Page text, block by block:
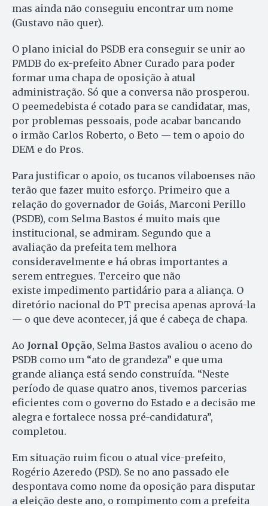
mas ainda não conseguiu encontrar um nome
(Gustavo não quer).
O plano inicial do PSDB era conseguir se unir ao
PMDB do ex-prefeito Abner Curado para poder
formar uma chapa de oposição à atual
administração. Só que a conversa não prosperou.
O peemedebista é cotado para se candidatar, mas,
por problemas pessoais, pode acabar bancando
o irmão Carlos Roberto, o Beto — tem o apoio do
DEM e do Pros.
Para justificar o apoio, os tucanos vilaboenses não
terão que fazer muito esforço. Primeiro que a
relação do governador de Goiás, Marconi Perillo
(PSDB), com Selma Bastos é muito mais que
institucional, se admiram. Segundo que a
avaliação da prefeita tem melhora
consideravelmente e há obras importantes a
serem entregues. Terceiro que não
existe impedimento partidário para a aliança. O
diretório nacional do PT precisa apenas aprová-la
— o que deve acontecer, já que é cabeça de chapa.
Ao Jornal Opção, Selma Bastos avaliou o aceno do
PSDB como um “ato de grandeza” e que uma
grande aliança está sendo construída. “Neste
período de quase quatro anos, tivemos parcerias
eficientes com o governo do Estado e a decisão me
alegra e fortalece nossa pré-candidatura”,
completou.
Em situação ruim ficou o atual vice-prefeito,
Rogério Azeredo (PSD). Se no ano passado ele
despontava como nome da oposição para disputar
a eleição deste ano, o rompimento com a prefeita